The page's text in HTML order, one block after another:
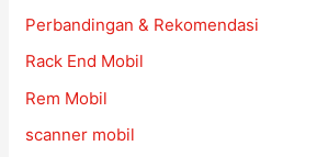
Perbandingan & Rekomendasi
Rack End Mobil
Rem Mobil
scanner mobil